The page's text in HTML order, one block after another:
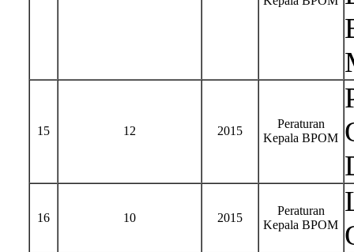
15 12 2015
Peraturan
Kepala BPOM
16 10 2015
Peraturan
Kepala BPOM